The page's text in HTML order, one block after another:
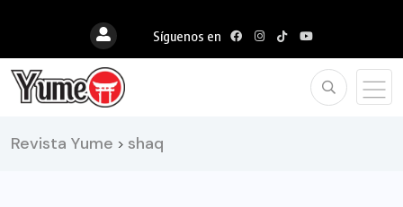
Síguenos en
Revista Yume > shaq